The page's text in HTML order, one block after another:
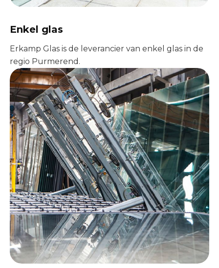
Enkel glas
Erkamp Glas is de leverancier van enkel glas in de
regio Purmerend.